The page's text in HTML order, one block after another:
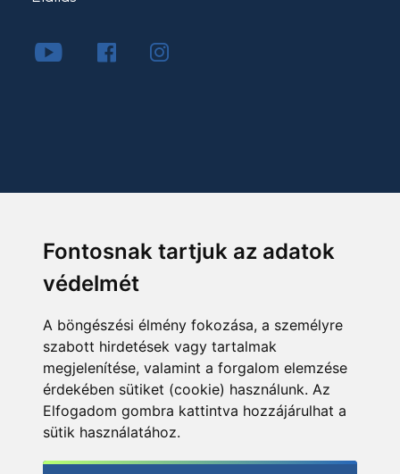
Fontosnak tartjuk az adatok
védelmét
A böngészési élmény fokozása, a személyre
szabott hirdetések vagy tartalmak
megjelenítése, valamint a forgalom elemzése
érdekében sütiket (cookie) használunk. Az
Elfogadom gombra kattintva hozzájárulhat a
sütik használatához.